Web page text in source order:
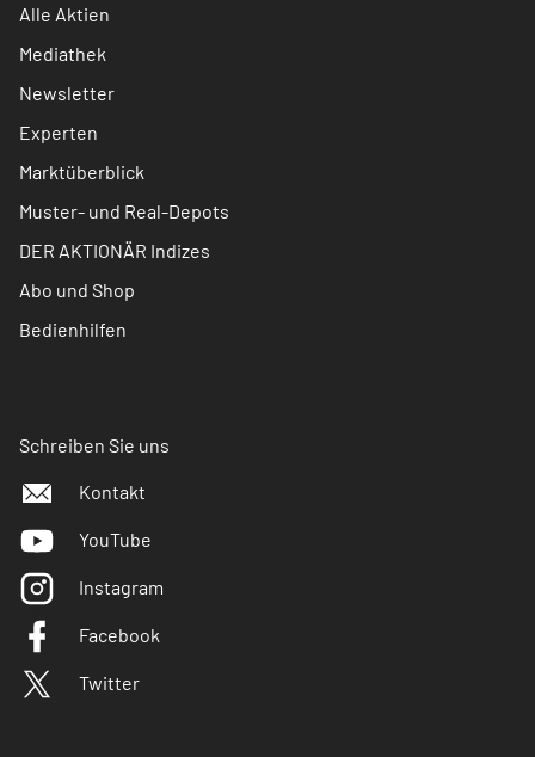
Alle Aktien
Mediathek
Newsletter
Experten
Marktüberblick
Muster- und Real-Depots
DER AKTIONÄR Indizes
Abo und Shop
Bedienhilfen
Schreiben Sie uns
Kontakt
YouTube
Instagram
Facebook
Twitter